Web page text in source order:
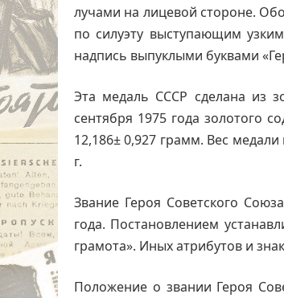
лучами на лицевой стороне.
по силуэту выступающим
надпись выпуклыми буквами
Эта медаль СССР сделана из
сентября 1975 года золотого
12,186± 0,927 грамм. Вес
г.
Звание Героя Советского
года. Постановлением
грамота». Иных атрибутов и
Положение о звании Героя